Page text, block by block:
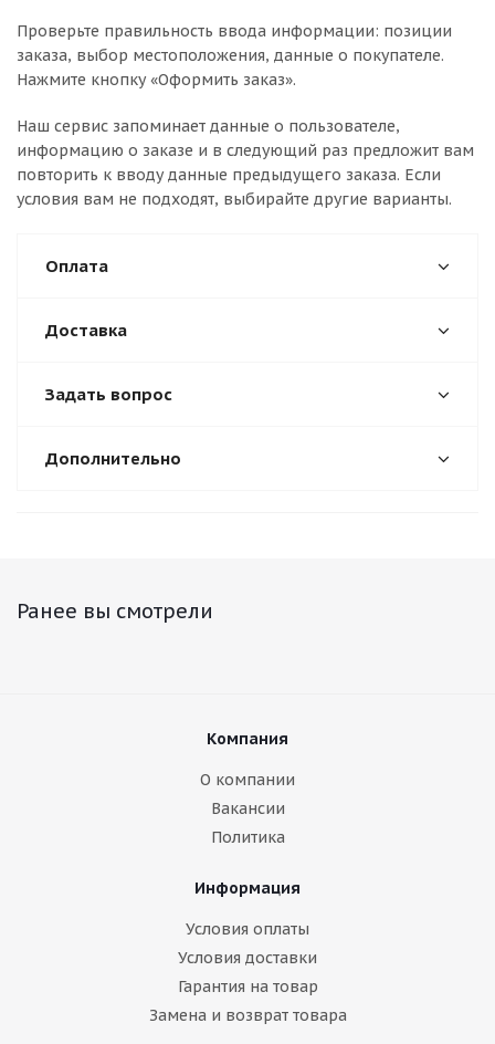
Проверьте правильность ввода информации: позиции
заказа, выбор местоположения, данные о покупателе.
Нажмите кнопку «Оформить заказ».
Наш сервис запоминает данные о пользователе,
информацию о заказе и в следующий раз предложит вам
повторить к вводу данные предыдущего заказа. Если
условия вам не подходят, выбирайте другие варианты.
Оплата
Доставка
Задать вопрос
Дополнительно
Ранее вы смотрели
Компания
О компании
Вакансии
Политика
Информация
Условия оплаты
Условия доставки
Гарантия на товар
Замена и возврат товара